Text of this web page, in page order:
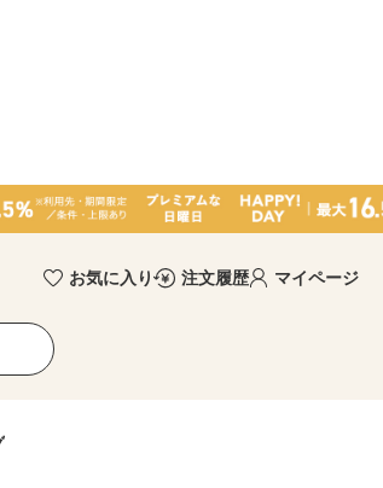
お気に入り 注文履歴 マイページ